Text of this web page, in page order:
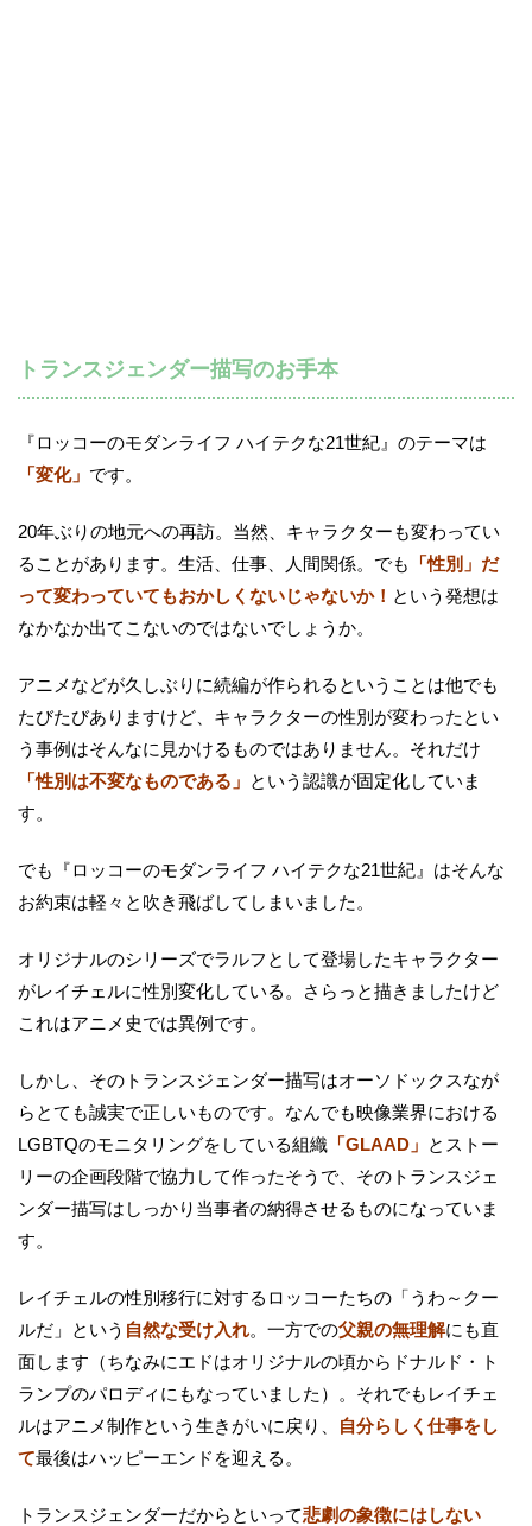
トランスジェンダー描写のお手本
『ロッコーのモダンライフ ハイテクな21世紀』のテーマは
「変化」 です。
20年ぶりの地元への再訪。当然、キャラクターも変わってい
ることがあります。生活、仕事、人間関係。でも
「性別」だ
って変わっていてもおかしくないじゃないか！ という発想は
なかなか出てこないのではないでしょうか。
アニメなどが久しぶりに続編が作られるということは他でも
たびたびありますけど、キャラクターの性別が変わったとい
う事例はそんなに見かけるものではありません。それだけ
「性別は不変なものである」 という認識が固定化していま
す。
でも『ロッコーのモダンライフ ハイテクな21世紀』はそんな
お約束は軽々と吹き飛ばしてしまいました。
オリジナルのシリーズでラルフとして登場したキャラクター
がレイチェルに性別変化している。さらっと描きましたけど
これはアニメ史では異例です。
しかし、そのトランスジェンダー描写はオーソドックスなが
らとても誠実で正しいものです。なんでも映像業界における
LGBTQのモニタリングをしている組織 「GLAAD」 とストー
リーの企画段階で協力して作ったそうで、そのトランスジェ
ンダー描写はしっかり当事者の納得させるものになっていま
す。
レイチェルの性別移行に対するロッコーたちの「うわ～クー
ルだ」という 自然な受け入れ。一方での父親の無理解にも直
面します（ちなみにエドはオリジナルの頃からドナルド・ト
ランプのパロディにもなっていました）。それでもレイチェ
ルはアニメ制作という生きがいに戻り、
自分らしく仕事をし
て最後はハッピーエンドを迎える。
トランスジェンダーだからといって悲劇の象徴にはしない